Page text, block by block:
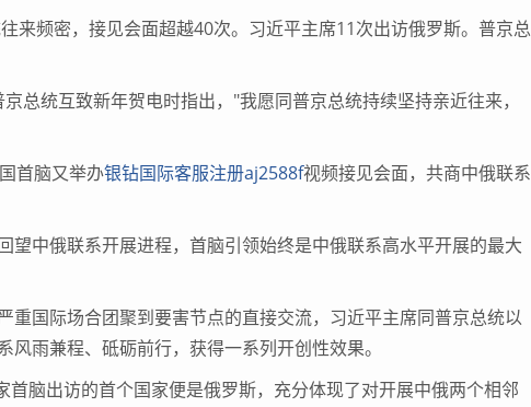
频密，接见会面超越40次。习近平主席11次出访俄罗斯。普京总
统互致新年贺电时指出，"我愿同普京总统持续坚持亲近往来，
首脑又举办银钻国际客服注册aj2588f视频接见会面，共商中俄联系
中俄联系开展进程，首脑引领始终是中俄联系高水平开展的最大
国际场合团聚到要害节点的直接交流，习近平主席同普京总统以
雨兼程、砥砺前行，获得一系列开创性效果。
脑出访的首个国家便是俄罗斯，充分体现了对开展中俄两个相邻